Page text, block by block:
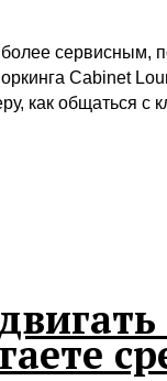
сервисным,
Cabinet
как общаться с